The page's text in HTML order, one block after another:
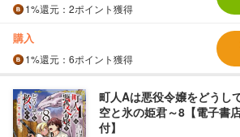
1%還元 ：2ポイント獲得
購入
1%還元 ：6ポイント獲得
町人Aは悪役令嬢をどうし
空と氷の姫君～8【電子書
付】